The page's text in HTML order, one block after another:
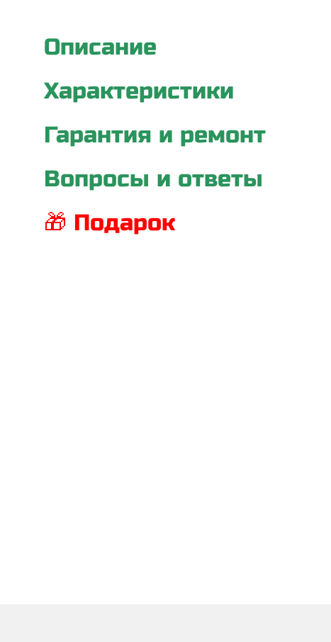
Описание
Характеристики
Гарантия и ремонт
Вопросы и ответы
🎁 Подарок